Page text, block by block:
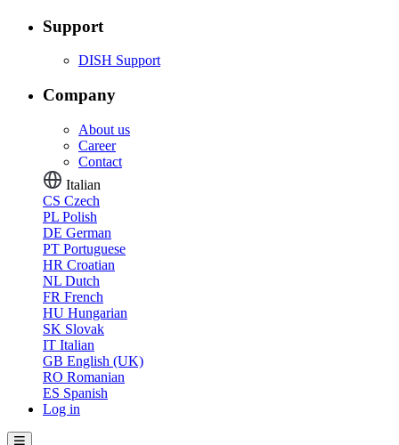
Support
DISH Support
Company
About us
Career
Contact
Italian
CS Czech
PL Polish
DE German
PT Portuguese
HR Croatian
NL Dutch
FR French
HU Hungarian
SK Slovak
IT Italian
GB English (UK)
RO Romanian
ES Spanish
Log in